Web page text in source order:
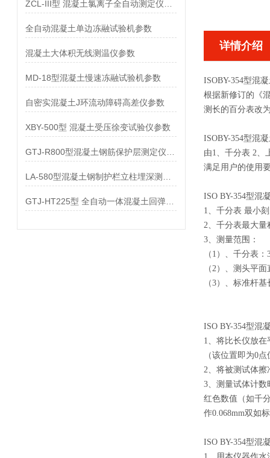
全自动混凝土单边冻融试验机参数
混凝土大体积无线测温仪参数
MD-18型混凝土慢速冻融试验机参数
自密实混凝土J环流动障碍高差仪参数
XBY-500型 混凝土受压徐变试验仪参数
详情介绍
ISOBY-354型混
根据新修订的《
测长的百分表改
ISOBY-354型混
由1、千分表 2、
满足用户的使用
ISO BY-354型混
1、千分表 最
2、千分表最大
3、测量范围：
（1）、千分表
（2）、测头
（3）、标准杆
ISO BY-354型混
1、将比长仪放
（该位置即为0
2、将被测试体
3、测量试体计
红色数值（如千
作0.068mm双如
ISO BY-354型混